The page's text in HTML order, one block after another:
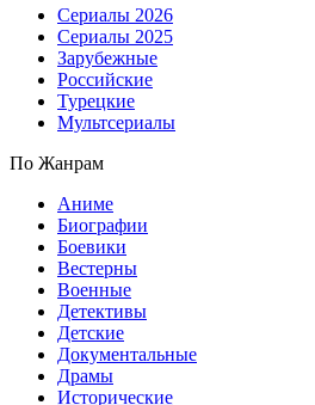
Сериалы 2026
Сериалы 2025
Зарубежные
Российские
Турецкие
Мультсериалы
По Жанрам
Аниме
Биографии
Боевики
Вестерны
Военные
Детективы
Детские
Документальные
Драмы
Исторические